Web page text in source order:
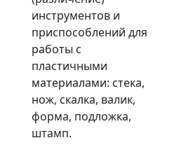
инструментов и
приспособлений для
работы с
пластичными
материалами: стека,
нож, скалка, валик,
форма, подложка,
штамп.